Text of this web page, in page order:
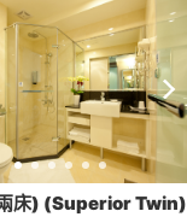
床) (Superior Twin)